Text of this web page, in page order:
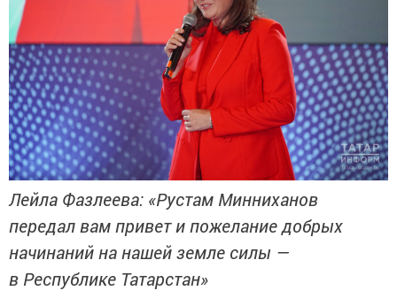
Лейла Фазлеева: «Рустам Минниханов
передал вам привет и пожелание добрых
начинаний на нашей земле силы —
в Республике Татарстан»